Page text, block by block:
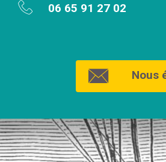
06 65 91 27 02
Nous